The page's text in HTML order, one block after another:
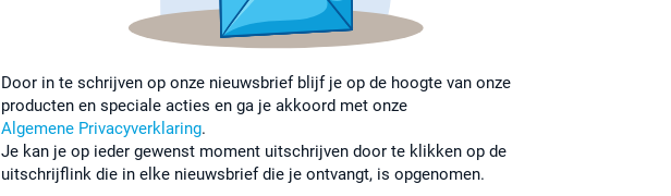
Door in te schrijven op onze nieuwsbrief blijf je op de hoogte van onze
producten en speciale acties en ga je akkoord met onze
Algemene Privacyverklaring.
Je kan je op ieder gewenst moment uitschrijven door te klikken op de
uitschrijflink die in elke nieuwsbrief die je ontvangt, is opgenomen.